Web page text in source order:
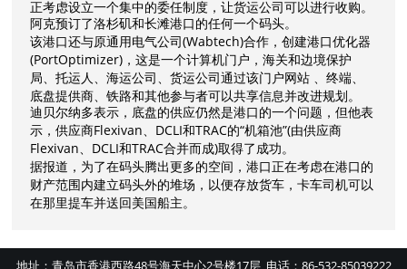
正考虑设立一个集中的委任制度，让货运公司可以进行收购。
阿克预订了洛杉矶和长滩港口的任何一个码头。
该港口还与原通用电气公司(Wabtech)合作，创建港口优化器
(PortOptimizer)，这是一个计算机门户，海关和边境保护
局、托运人、海运公司、货运公司通过该门户网站 、终端、
底盘提供商、铁路和其他参与者可以共享信息并改进规划。
迪贝尔纳多表示，底盘的供应仍然是港口的一个问题，但他表
示，供应商Flexivan、DCLI和TRAC的“机箱池”(由供应商
Flexivan、DCLI和TRAC合并而成)取得了成功。
据报道，为了在码头腾出更多的空间，港口正在考虑在港口的
财产范围内建立码头外的堆场，以便存放货车，卡车司机可以
在那里提车并送回美国船主。
地址：青岛市香港西路48号海天中心2号楼17层 电话：86-532-85039222